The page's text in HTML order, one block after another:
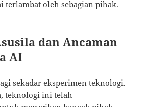
oleh sebagian pihak.
dan Ancaman
AI
sekadar eksperimen teknologi.
teknologi ini telah